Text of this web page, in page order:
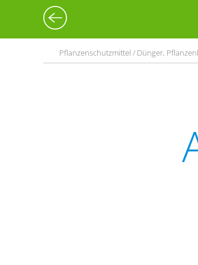
Pflanzenschutzmittel / Dünger,